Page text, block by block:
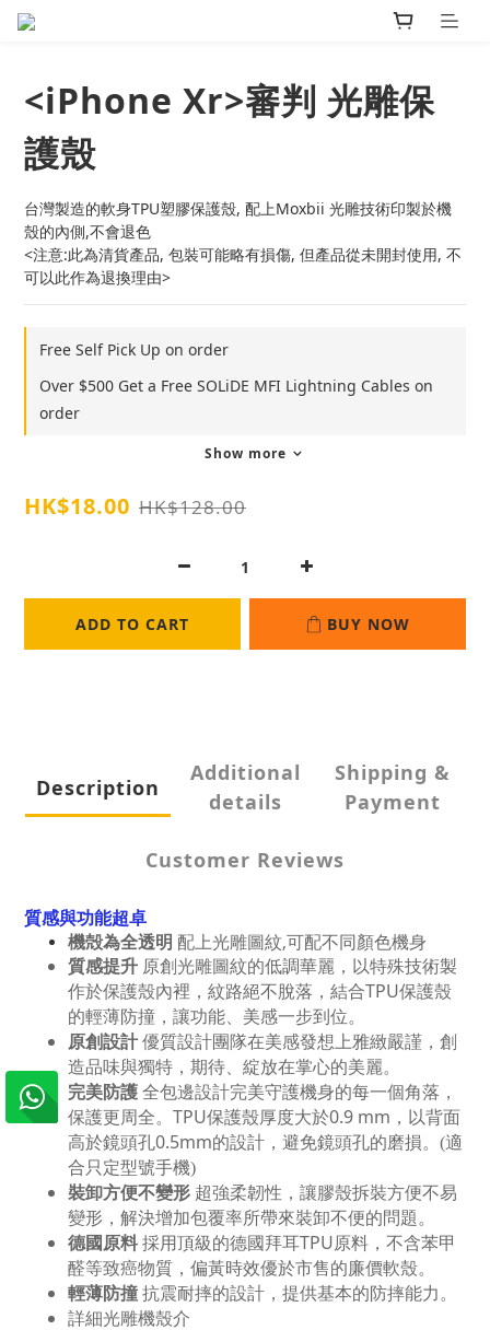
<iPhone Xr>審判 光雕保
護殼
台灣製造的軟身TPU塑膠保護殼, 配上Moxbii 光雕技術印製於機
殼的內側,不會退色
<注意:此為清貨產品, 包裝可能略有損傷, 但產品從未開封使用, 不
可以此作為退換理由>
Free Self Pick Up on order
Over $500 Get a Free SOLiDE MFI Lightning Cables on
order
Show more
HK$18.00 HK$128.00
ADD TO CART BUY NOW
Description
Additional
details
Shipping &
Payment
Customer Reviews
質感與功能超卓
機殻為全透明 配上光雕圖紋,可配不同顏色機身
質感提升 原創光雕圖紋的低調華麗，以特殊技術製
作於保護殼內裡，紋路絕不脫落，結合TPU保護殼
的輕薄防撞，讓功能、美感一步到位。
原創設計 優質設計團隊在美感發想上雅緻嚴謹，創
造品味與獨特，期待、綻放在掌心的美麗。
完美防護 全包邊設計完美守護機身的每一個角落，
保護更周全。 TPU保護殼厚度大於0.9 mm ，以背面
高於鏡頭孔0.5mm的設計，避免鏡頭孔的磨損。(適
合只定型號手機)
裝卸方便不變形 超強柔韌性，讓膠殼拆裝方便不易
變形，解決增加包覆率所帶來裝卸不便的問題。
德國原料 採用頂級的德國拜耳TPU原料，不含苯甲
醛等致癌物質，偏黃時效優於市售的廉價軟殼。
輕薄防撞 抗震耐摔的設計，提供基本的防摔能力。
詳細光雕機殼介